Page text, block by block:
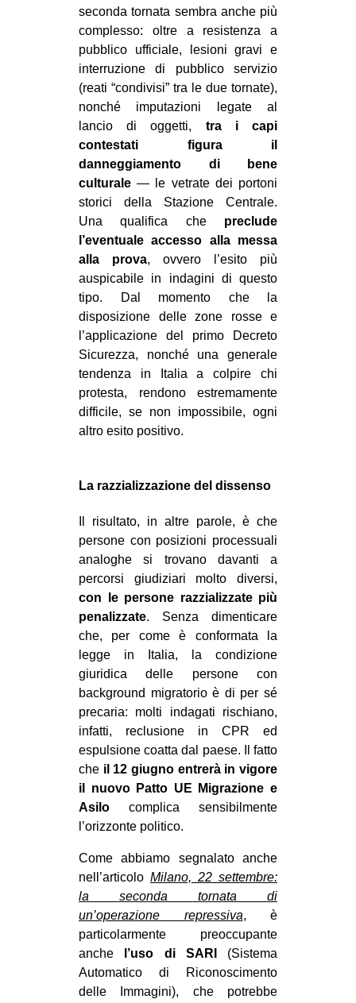
MONDO
EVENTI
in
Fb
tw
bsky
ms
SEARCH
seconda tornata sembra anche più
complesso: oltre a resistenza a
pubblico ufficiale, lesioni gravi e
interruzione di pubblico servizio
(reati “condivisi” tra le due tornate),
nonché imputazioni legate al
lancio di oggetti, tra i capi
contestati figura il
danneggiamento di bene
culturale— le vetrate dei portoni
storici della Stazione Centrale.
Una qualifica che preclude
l’eventuale accesso alla messa
alla prova, ovvero l’esito più
auspicabile in indagini di questo
tipo. Dal momento che la
disposizione delle zone rosse e
l’applicazione del primo Decreto
Sicurezza, nonché una generale
tendenza in Italia a colpire chi
protesta, rendono estremamente
difficile, se non impossibile, ogni
altro esito positivo.
La razzializzazione del dissenso
Il risultato, in altre parole, è che
persone con posizioni processuali
analoghe si trovano davanti a
percorsi giudiziari molto diversi,
con le persone razzializzate più
penalizzate. Senza dimenticare
che, per come è conformata la
legge in Italia, la condizione
giuridica delle persone con
background migratorio è di per sé
precaria: molti indagati rischiano,
infatti, reclusione in CPR ed
espulsione coatta dal paese. Il fatto
che il 12 giugno entrerà in vigore
il nuovo Patto UE Migrazione e
Asilo complica sensibilmente
l’orizzonte politico.
Come abbiamo segnalato anche
nell’articolo Milano, 22 settembre:
la seconda tornata di
un’operazione repressiva, è
particolarmente preoccupante
anche
l’uso di SARI
(Sistema
Automatico di Riconoscimento
delle Immagini), che potrebbe